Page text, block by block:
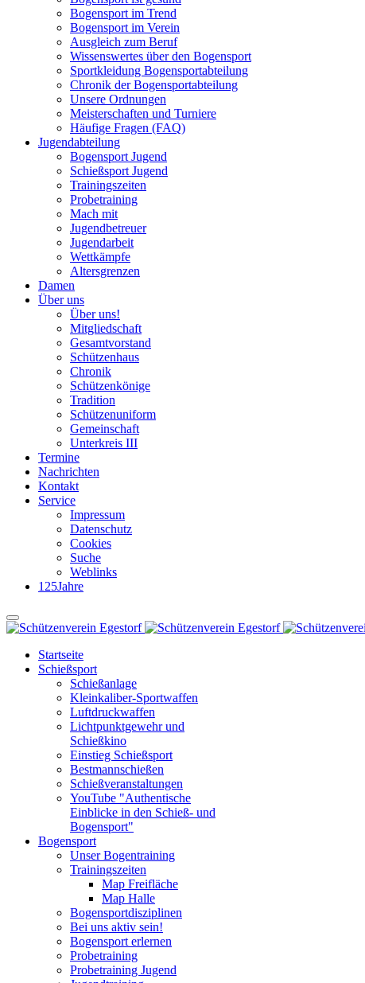
Bogensport im Trend
Bogensport im Verein
Ausgleich zum Beruf
Wissenswertes über den Bogensport
Sportkleidung Bogensportabteilung
Chronik der Bogensportabteilung
Unsere Ordnungen
Meisterschaften und Turniere
Häufige Fragen (FAQ)
Jugendabteilung
Bogensport Jugend
Schießsport Jugend
Trainingszeiten
Probetraining
Mach mit
Jugendbetreuer
Jugendarbeit
Wettkämpfe
Altersgrenzen
Damen
Über uns
Über uns!
Mitgliedschaft
Gesamtvorstand
Schützenhaus
Chronik
Schützenkönige
Tradition
Schützenuniform
Gemeinschaft
Unterkreis III
Termine
Nachrichten
Kontakt
Service
Impressum
Datenschutz
Cookies
Suche
Weblinks
125Jahre
Startseite
Schießsport
Schießanlage
Kleinkaliber-Sportwaffen
Luftdruckwaffen
Lichtpunktgewehr und
Schießkino
Einstieg Schießsport
Bestmannschießen
Schießveranstaltungen
YouTube "Authentische
Einblicke in den Schieß- und
Bogensport"
Bogensport
Unser Bogentraining
Trainingszeiten
Map Freifläche
Map Halle
Bogensportdisziplinen
Bei uns aktiv sein!
Bogensport erlernen
Probetraining
Probetraining Jugend